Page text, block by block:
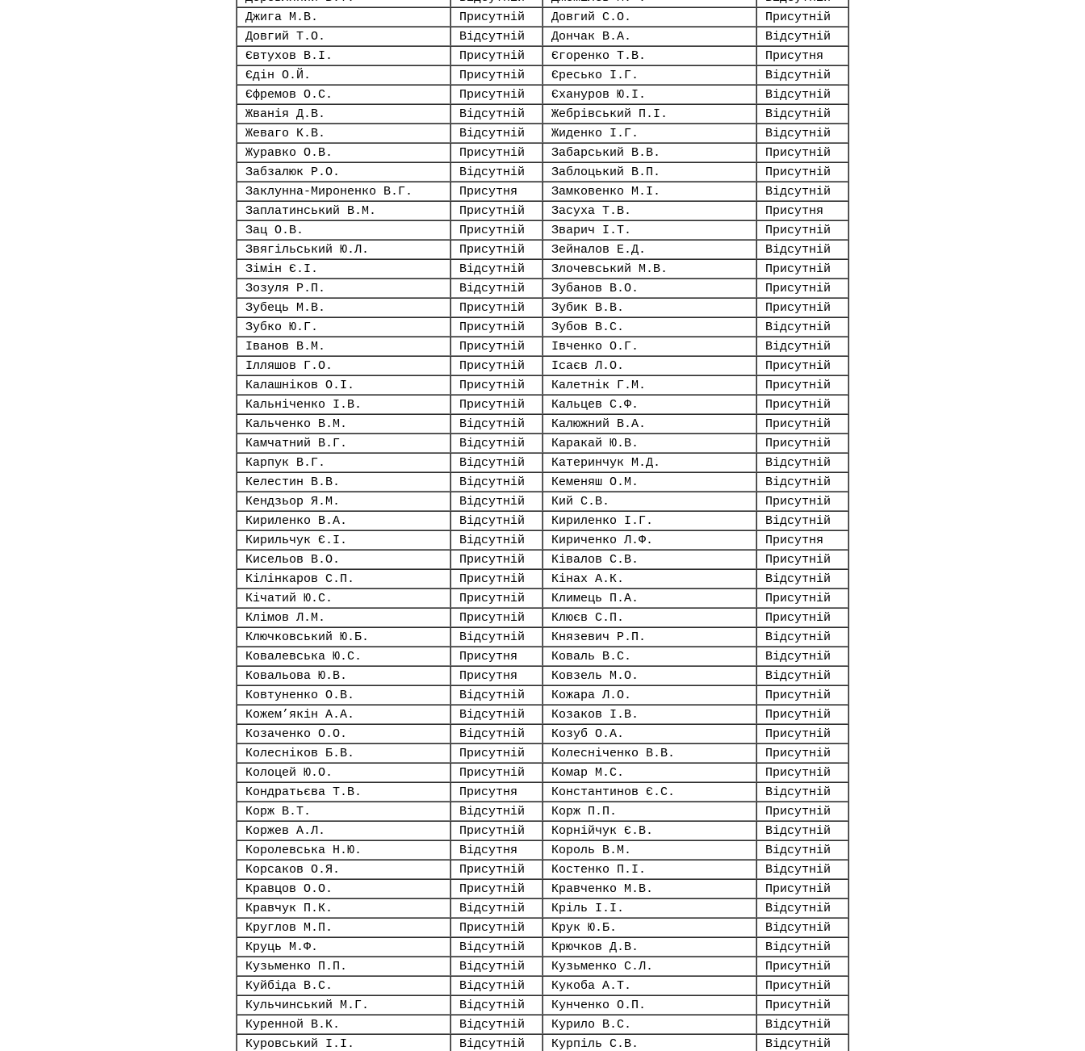
Джига М.В.
Присутній Довгий С.О.
Присутній
Довгий Т.О.
Відсутній Дончак В.А.
Відсутній
Євтухов В.І.
Присутній Єгоренко Т.В.
Присутня
Єдін О.Й.
Присутній Єресько І.Г.
Відсутній
Єфремов О.С.
Присутній Єхануров Ю.І.
Відсутній
Жванія Д.В.
Відсутній Жебрівський П.І.
Відсутній
Жеваго К.В.
Відсутній Жиденко І.Г.
Відсутній
Журавко О.В.
Присутній Забарський В.В.
Присутній
Забзалюк Р.О.
Відсутній Заблоцький В.П.
Присутній
Заклунна-Мироненко В.Г.
Присутня Замковенко М.І.
Відсутній
Заплатинський В.М.
Присутній Засуха Т.В.
Присутня
Зац О.В.
Присутній Зварич І.Т.
Присутній
Звягільський Ю.Л.
Присутній Зейналов Е.Д.
Відсутній
Зімін Є.І.
Відсутній Злочевський М.В.
Присутній
Зозуля Р.П.
Відсутній Зубанов В.О.
Присутній
Зубець М.В.
Присутній Зубик В.В.
Присутній
Зубко Ю.Г.
Присутній Зубов В.С.
Відсутній
Іванов В.М.
Присутній Івченко О.Г.
Відсутній
Ілляшов Г.О.
Присутній Ісаєв Л.О.
Присутній
Калашніков О.І.
Присутній Калетнік Г.М.
Присутній
Кальніченко І.В.
Присутній Кальцев С.Ф.
Присутній
Кальченко В.М.
Відсутній Калюжний В.А.
Присутній
Камчатний В.Г.
Відсутній Каракай Ю.В.
Присутній
Карпук В.Г.
Відсутній Катеринчук М.Д.
Відсутній
Келестин В.В.
Відсутній Кеменяш О.М.
Відсутній
Кендзьор Я.М.
Відсутній Кий С.В.
Присутній
Кириленко В.А.
Відсутній Кириленко І.Г.
Відсутній
Кирильчук Є.І.
Відсутній Кириченко Л.Ф.
Присутня
Кисельов В.О.
Присутній Ківалов С.В.
Присутній
Кілінкаров С.П.
Присутній Кінах А.К.
Відсутній
Кічатий Ю.С.
Присутній Климець П.А.
Присутній
Клімов Л.М.
Присутній Клюєв С.П.
Присутній
Ключковський Ю.Б.
Відсутній Князевич Р.П.
Відсутній
Ковалевська Ю.С.
Присутня Коваль В.С.
Відсутній
Ковальова Ю.В.
Присутня Ковзель М.О.
Відсутній
Ковтуненко О.В.
Відсутній Кожара Л.О.
Присутній
Кожем’якін А.А.
Відсутній Козаков І.В.
Присутній
Козаченко О.О.
Відсутній Козуб О.А.
Присутній
Колесніков Б.В.
Присутній Колесніченко В.В.
Присутній
Колоцей Ю.О.
Присутній Комар М.С.
Присутній
Кондратьєва Т.В.
Присутня Константинов Є.С.
Відсутній
Корж В.Т.
Відсутній Корж П.П.
Присутній
Коржев А.Л.
Присутній Корнійчук Є.В.
Відсутній
Королевська Н.Ю.
Відсутня Король В.М.
Відсутній
Корсаков О.Я.
Присутній Костенко П.І.
Відсутній
Кравцов О.О.
Присутній Кравченко М.В.
Присутній
Кравчук П.К.
Відсутній Кріль І.І.
Відсутній
Круглов М.П.
Присутній Крук Ю.Б.
Відсутній
Круць М.Ф.
Відсутній Крючков Д.В.
Відсутній
Кузьменко П.П.
Відсутній Кузьменко С.Л.
Присутній
Куйбіда В.С.
Відсутній Кукоба А.Т.
Присутній
Кульчинський М.Г.
Відсутній Кунченко О.П.
Присутній
Куренной В.К.
Відсутній Курило В.С.
Відсутній
Куровський І.І.
Відсутній Курпіль С.В.
Відсутній